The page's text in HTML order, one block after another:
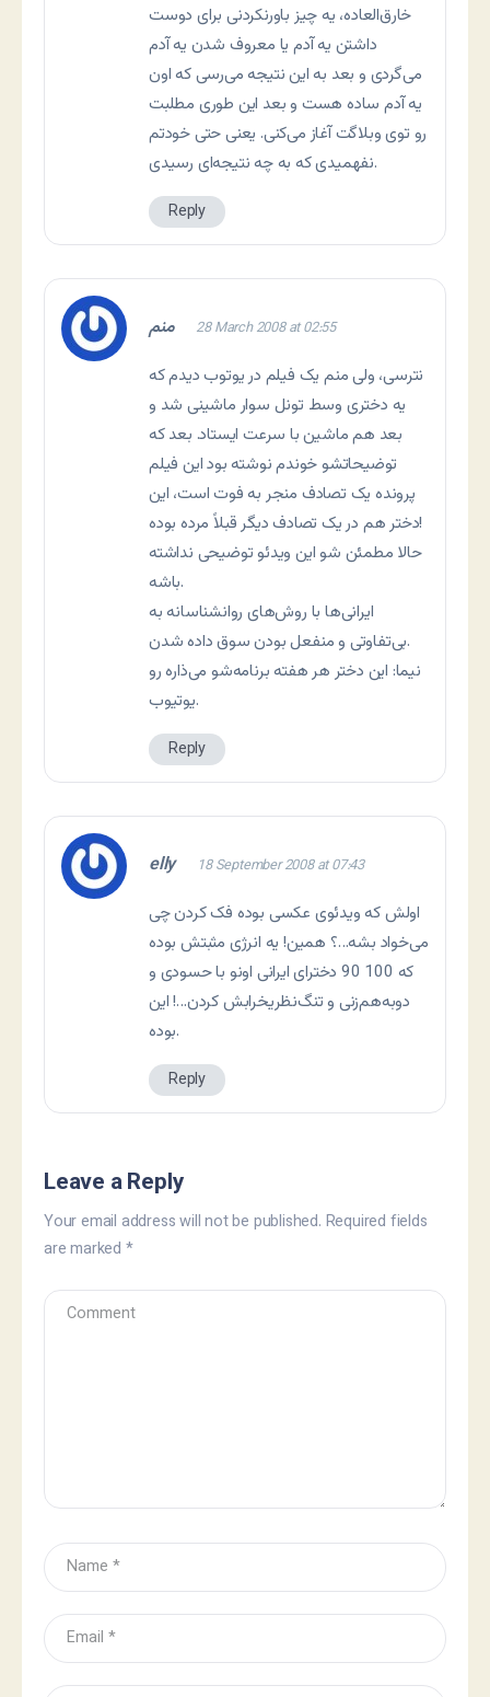
خارق‌العاده، یه چیز باورنکردنی برای دوست
داشتن یه آدم یا معروف شدن یه آدم
می‌گردی و بعد به این نتیجه می‌رسی که اون
یه آدم ساده هست و بعد این طوری مطلبت
رو توی وبلاگت آغاز می‌کنی. یعنی حتی خودتم
نفهمیدی که به چه نتیجه‌ای رسیدی.
Reply
منم 28 March 2008 at 02:55
نترسی، ولی منم یک فیلم در یوتوب دیدم که
یه دختری وسط تونل سوار ماشینی شد و
بعد هم ماشین با سرعت ایستاد. بعد که
توضیحاتشو خوندم نوشته بود این فیلم
پرونده یک تصادف منجر به فوت است، این
دختر هم در یک تصادف دیگر قبلاً مرده بوده!
حالا مطمئن شو این ویدئو توضیحی نداشته
باشه.
ایرانی‌ها با روش‌های روانشناسانه به
بی‌تفاوتی و منفعل بودن سوق داده شدن.
نیما: این دختر هر هفته برنامه‌شو می‌ذاره رو
یوتیوب.
Reply
elly 18 September 2008 at 07:43
اولش که ویدئوی عکسی بوده فک کردن چی
می‌خواد بشه…؟ همین! یه انرژی مثبتش بوده
که 100 90 دخترای ایرانی اونو با حسودی و
دو‌به‌هم‌زنی و تنگ‌نظریخرابش کردن…! این
بوده.
Reply
Leave a Reply
Your email address will not be published. Required fields
are marked *